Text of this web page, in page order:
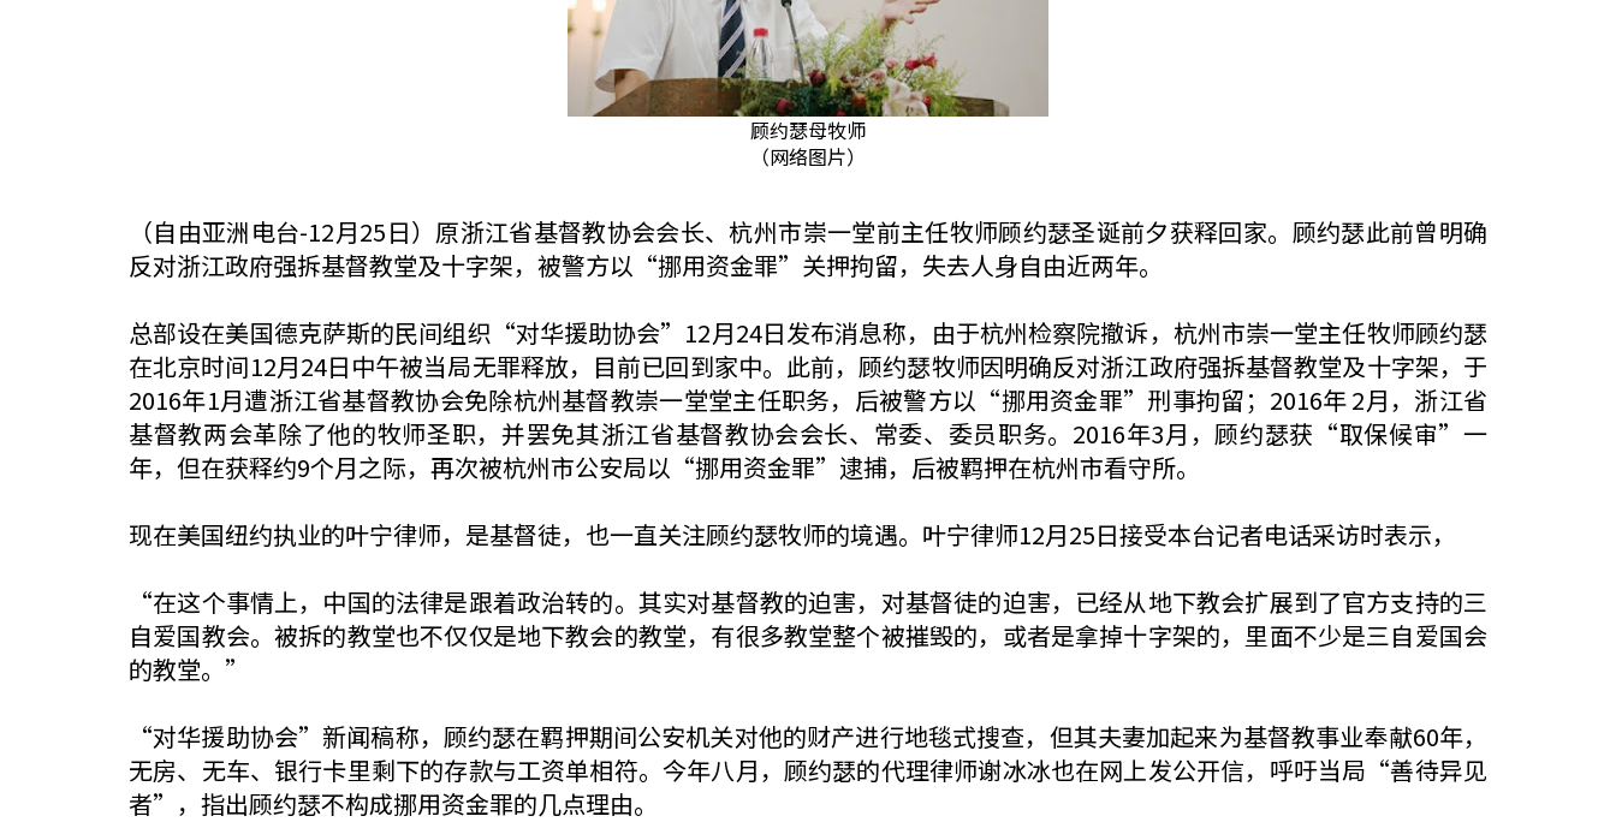
顾约瑟母牧师
（网络图片）
（自由亚洲电台-12月25日）原浙江省基督教协会会长、杭州市崇一堂前主任牧师顾约瑟圣诞前夕获释回家。顾约瑟此前曾明确
反对浙江政府强拆基督教堂及十字架，被警方以“挪用资金罪”关押拘留，失去人身自由近两年。
总部设在美国德克萨斯的民间组织“对华援助协会”12月24日发布消息称，由于杭州检察院撤诉，杭州市崇一堂主任牧师顾约瑟
在北京时间12月24日中午被当局无罪释放，目前已回到家中。此前，顾约瑟牧师因明确反对浙江政府强拆基督教堂及十字架，于
2016年1月遭浙江省基督教协会免除杭州基督教崇一堂堂主任职务，后被警方以“挪用资金罪”刑事拘留；2016年 2月，浙江省
基督教两会革除了他的牧师圣职，并罢免其浙江省基督教协会会长、常委、委员职务。2016年3月，顾约瑟获“取保候审”一
年，但在获释约9个月之际，再次被杭州市公安局以“挪用资金罪”逮捕，后被羁押在杭州市看守所。
现在美国纽约执业的叶宁律师，是基督徒，也一直关注顾约瑟牧师的境遇。叶宁律师12月25日接受本台记者电话采访时表示，
“在这个事情上，中国的法律是跟着政治转的。其实对基督教的迫害，对基督徒的迫害，已经从地下教会扩展到了官方支持的三
自爱国教会。被拆的教堂也不仅仅是地下教会的教堂，有很多教堂整个被摧毁的，或者是拿掉十字架的，里面不少是三自爱国会
的教堂。”
“对华援助协会”新闻稿称，顾约瑟在羁押期间公安机关对他的财产进行地毯式搜查，但其夫妻加起来为基督教事业奉献60年，
无房、无车、银行卡里剩下的存款与工资单相符。今年八月，顾约瑟的代理律师谢冰冰也在网上发公开信，呼吁当局“善待异见
者”，指出顾约瑟不构成挪用资金罪的几点理由。